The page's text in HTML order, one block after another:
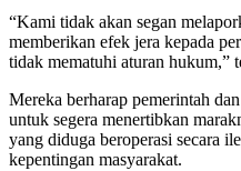
“Kami tidak akan segan
memberikan efek jera kepada
tidak mematuhi aturan hukum,”
Mereka berharap pemerintah
untuk segera menertibkan
yang diduga beroperasi secara
kepentingan masyarakat.